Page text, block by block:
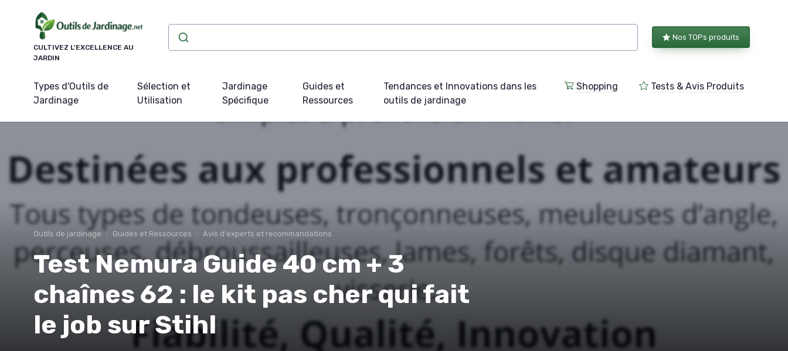
CULTIVEZ L'EXCELLENCE AU
JARDIN
Nos TOPs produits
Types d'Outils de
Jardinage
Sélection et
Utilisation
Jardinage
Spécifique
Guides et
Ressources
Tendances et Innovations dans les
outils de jardinage
Shopping Tests & Avis Produits
Outils de jardinage Guides et Ressources Avis d'experts et recommandations
Test Nemura Guide 40 cm + 3
chaînes 62 : le kit pas cher qui fait
le job sur Stihl